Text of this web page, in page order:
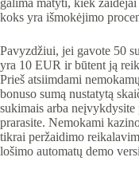
galima matyti, kiek
koks yra išmokėjimo
Pavyzdžiui, jei gavote 50
yra 10 EUR ir būtent ją
Prieš atsiimdami
bonuso sumą nustatytą
sukimais arba
prarasite. Nemokami
tikrai peržaidimo
lošimo automatų demo